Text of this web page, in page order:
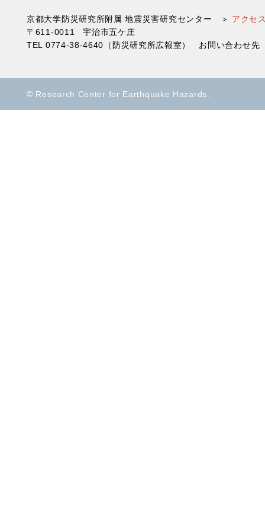
京都大学防災研究所附属 地震災害研究センター ＞ アクセ
〒611-0011 宇治市五ケ庄
TEL 0774-38-4640（防災研究所広報室） お問い合わせ先
© Research Center for Earthquake Hazards.